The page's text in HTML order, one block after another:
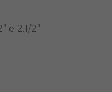
e 2.1/2’’